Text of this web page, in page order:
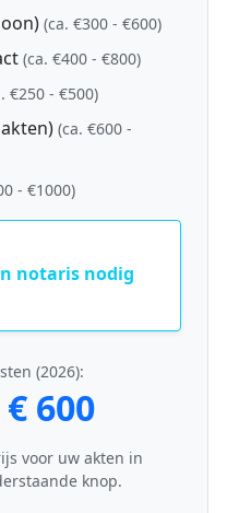
(ca. €300 - €600)
(ca. €400 - €800)
€250 - €500)
(ca. €600 -
- €1000)
notaris nodig
(2026):
€ 600
voor uw akten in
knop.